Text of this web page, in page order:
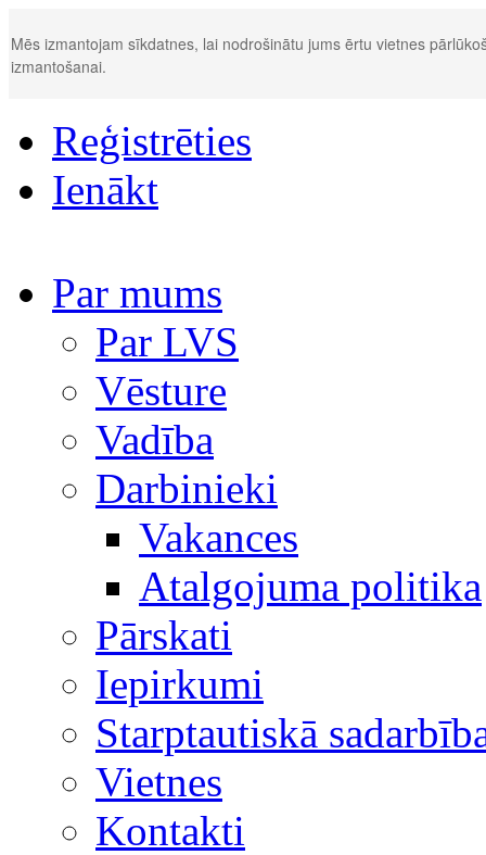
Mēs izmantojam sīkdatnes, lai nodrošinātu jums ērtu vietnes
izmantošanai.
Reģistrēties
Ienākt
Par mums
Par LVS
Vēsture
Vadība
Darbinieki
Vakances
Atalgojuma politika
Pārskati
Iepirkumi
Starptautiskā
Vietnes
Kontakti